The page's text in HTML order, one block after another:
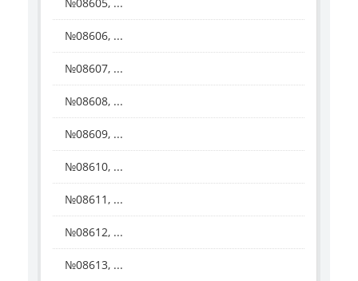
№08606, ...
№08607, ...
№08608, ...
№08609, ...
№08610, ...
№08611, ...
№08612, ...
№08613, ...